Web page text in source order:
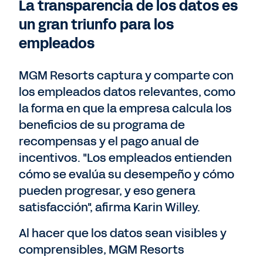
La transparencia de los datos es
un gran triunfo para los
empleados
MGM Resorts captura y comparte con
los empleados datos relevantes, como
la forma en que la empresa calcula los
beneficios de su programa de
recompensas y el pago anual de
incentivos. "Los empleados entienden
cómo se evalúa su desempeño y cómo
pueden progresar, y eso genera
satisfacción", afirma Karin Willey.
Al hacer que los datos sean visibles y
comprensibles, MGM Resorts